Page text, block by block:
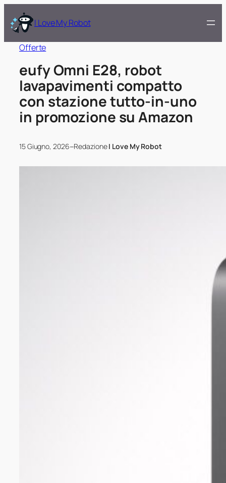
I Love My Robot
Offerte
eufy Omni E28, robot
lavapavimenti compatto
con stazione tutto-in-uno
in promozione su Amazon
15 Giugno, 2026–RedazioneI Love My Robot